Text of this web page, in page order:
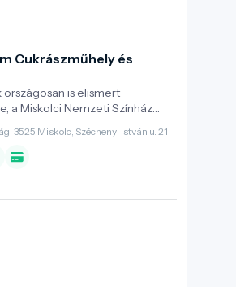
Cukrászműhely és
országosan is elismert
a Miskolci Nemzeti Színház
mellett. Népszerűsége a friss
és kreatív
köszönhető. Emellett friss
A vendégek között
a Miskolci Nemzeti
is. A cukrászda állatbarát, és
3525 Miskolc, Széchenyi István u. 21